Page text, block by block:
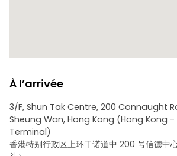
À l’arrivée
3/F, Shun Tak Centre, 200 Connaught
Sheung Wan, Hong Kong (Hong Kong
Terminal)
香港特别行政区上环干诺道中 200 号信德中